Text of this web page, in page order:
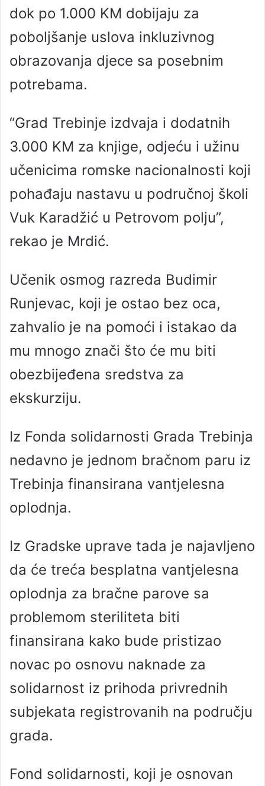
dok po 1.000 KM dobijaju za
poboljšanje uslova inkluzivnog
obrazovanja djece sa posebnim
potrebama.
“Grad Trebinje izdvaja i dodatnih
3.000 KM za knjige, odjeću i užinu
učenicima romske nacionalnosti koji
pohađaju nastavu u područnoj školi
Vuk Karadžić u Petrovom polju”,
rekao je Mrdić.
Učenik osmog razreda Budimir
Runjevac, koji je ostao bez oca,
zahvalio je na pomoći i istakao da
mu mnogo znači što će mu biti
obezbijeđena sredstva za
ekskurziju.
Iz Fonda solidarnosti Grada Trebinja
nedavno je jednom bračnom paru iz
Trebinja finansirana vantjelesna
oplodnja.
Iz Gradske uprave tada je najavljeno
da će treća besplatna vantjelesna
oplodnja za bračne parove sa
problemom steriliteta biti
finansirana kako bude pristizao
novac po osnovu naknade za
solidarnost iz prihoda privrednih
subjekata registrovanih na području
grada.
Fond solidarnosti, koji je osnovan